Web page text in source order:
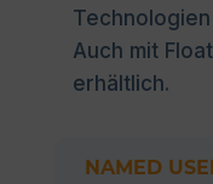
Auch mit
erhältlich.
NAMED